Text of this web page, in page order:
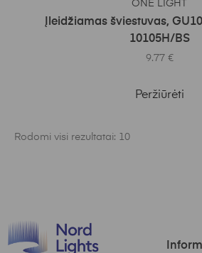
ONE LIGHT
Įleidžiamas šviestuvas,
10105H/BS
9.77 €
Peržiūrėti
Rodomi visi rezultatai: 10